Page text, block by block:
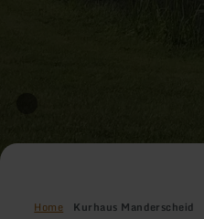
Home Kurhaus Manderscheid